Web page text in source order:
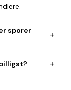
sporer
+
+